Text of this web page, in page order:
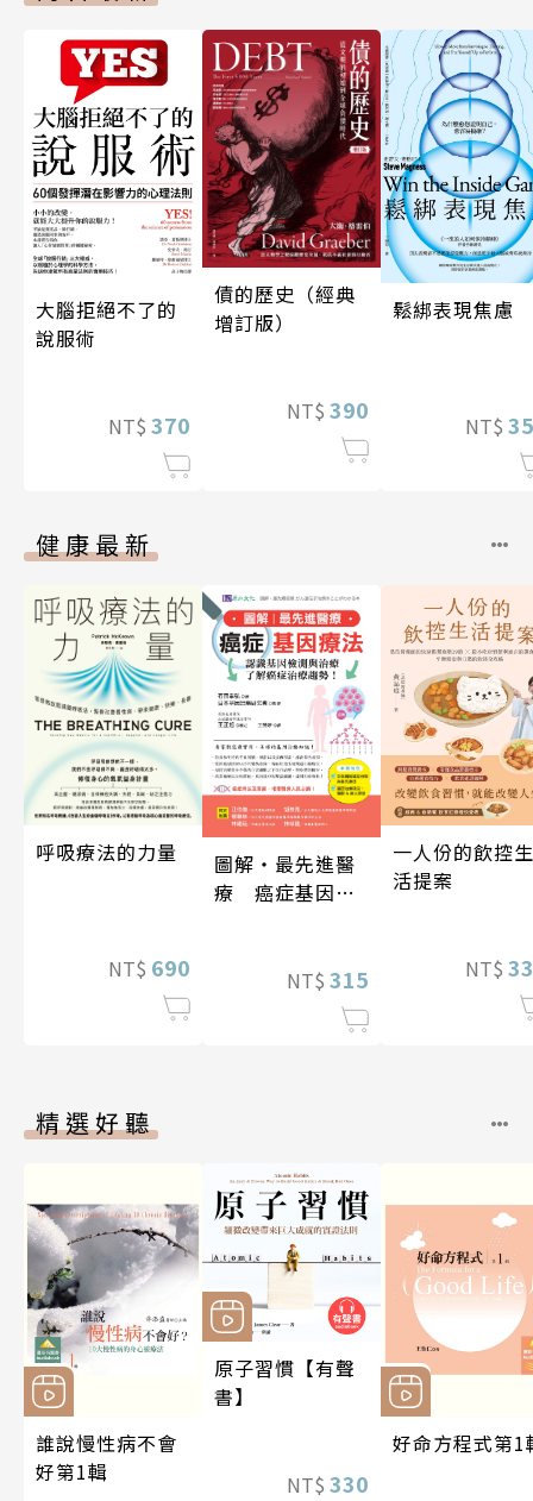
大腦拒絕不了的
說服術
NT$ 370
債的歷史（經典
增訂版）
NT$ 390
鬆綁表現焦慮
NT$
健康最新
呼吸療法的力量
NT$ 690
圖解‧最先進醫
療 癌症基因療
NT$ 315
一人份的飲控生
活提案
NT$
精選好聽
誰說慢性病不會
好第1輯
原子習慣【有聲
書】
NT$ 330
好命方程式第1